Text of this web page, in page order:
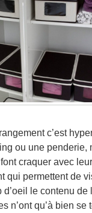
c’est
ou une penderie,
craquer avec
qui permettent de
d’oeil le contenu de
n’ont qu’à bien se